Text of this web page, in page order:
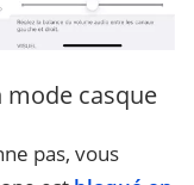
mode casque
pas, vous